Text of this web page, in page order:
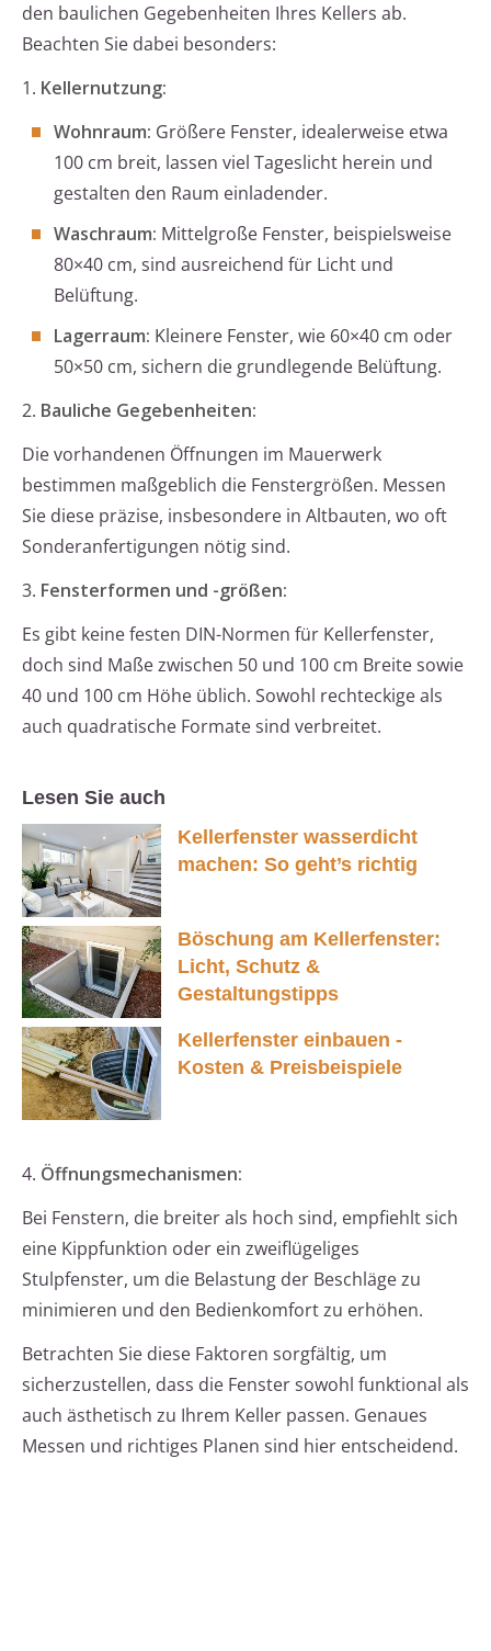
den baulichen Gegebenheiten Ihres Kellers ab.
Beachten Sie dabei besonders:
1. Kellernutzung:
Wohnraum: Größere Fenster, idealerweise etwa
100 cm breit, lassen viel Tageslicht herein und
gestalten den Raum einladender.
Waschraum: Mittelgroße Fenster, beispielsweise
80×40 cm, sind ausreichend für Licht und
Belüftung.
Lagerraum: Kleinere Fenster, wie 60×40 cm oder
50×50 cm, sichern die grundlegende Belüftung.
2. Bauliche Gegebenheiten:
Die vorhandenen Öffnungen im Mauerwerk
bestimmen maßgeblich die Fenstergrößen. Messen
Sie diese präzise, insbesondere in Altbauten, wo oft
Sonderanfertigungen nötig sind.
3. Fensterformen und -größen:
Es gibt keine festen DIN-Normen für Kellerfenster,
doch sind Maße zwischen 50 und 100 cm Breite sowie
40 und 100 cm Höhe üblich. Sowohl rechteckige als
auch quadratische Formate sind verbreitet.
Lesen Sie auch
Kellerfenster wasserdicht
machen: So geht’s richtig
Böschung am Kellerfenster:
Licht, Schutz &
Gestaltungstipps
Kellerfenster einbauen -
Kosten & Preisbeispiele
4. Öffnungsmechanismen:
Bei Fenstern, die breiter als hoch sind, empfiehlt sich
eine Kippfunktion oder ein zweiflügeliges
Stulpfenster, um die Belastung der Beschläge zu
minimieren und den Bedienkomfort zu erhöhen.
Betrachten Sie diese Faktoren sorgfältig, um
sicherzustellen, dass die Fenster sowohl funktional als
auch ästhetisch zu Ihrem Keller passen. Genaues
Messen und richtiges Planen sind hier entscheidend.